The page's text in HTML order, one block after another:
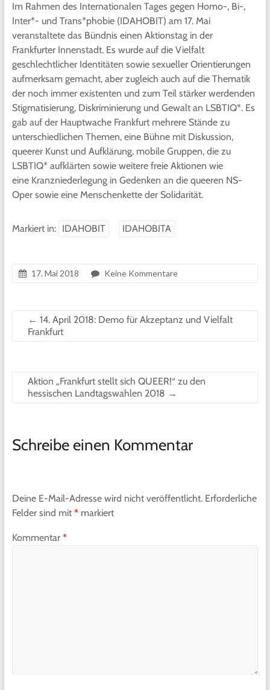
Im Rahmen des Internationalen Tages gegen Homo-, Bi-,
Inter*- und Trans*phobie (IDAHOBIT) am 17. Mai
veranstaltete das Bündnis einen Aktionstag in der
Frankfurter Innenstadt. Es wurde auf die Vielfalt
geschlechtlicher Identitäten sowie sexueller Orientierungen
aufmerksam gemacht, aber zugleich auch auf die Thematik
der noch immer existenten und zum Teil stärker werdenden
Stigmatisierung, Diskriminierung und Gewalt an LSBTIQ*. Es
gab auf der Hauptwache Frankfurt mehrere Stände zu
unterschiedlichen Themen, eine Bühne mit Diskussion,
queerer Kunst und Aufklärung, mobile Gruppen, die zu
LSBTIQ* aufklärten sowie weitere freie Aktionen wie
eine Kranzniederlegung in Gedenken an die queeren NS-
Oper sowie eine Menschenkette der Solidarität.
Markiert in: IDAHOBIT IDAHOBITA
17. Mai 2018 Keine Kommentare
← 14. April 2018: Demo für Akzeptanz und Vielfalt
Frankfurt
Aktion „Frankfurt stellt sich QUEER!“ zu den
hessischen Landtagswahlen 2018 →
Schreibe einen Kommentar
Deine E-Mail-Adresse wird nicht veröffentlicht. Erforderliche
Felder sind mit *markiert
Kommentar *